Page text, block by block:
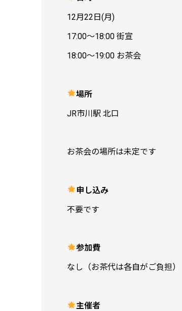
12月22日(月)
17:00〜18:00 街宣
18:00〜19:00 お茶会
場所
JR市川駅 北口
お茶会の場所は未定です
申し込み
不要です
参加費
なし（お茶代は各自がご負担）
主催者